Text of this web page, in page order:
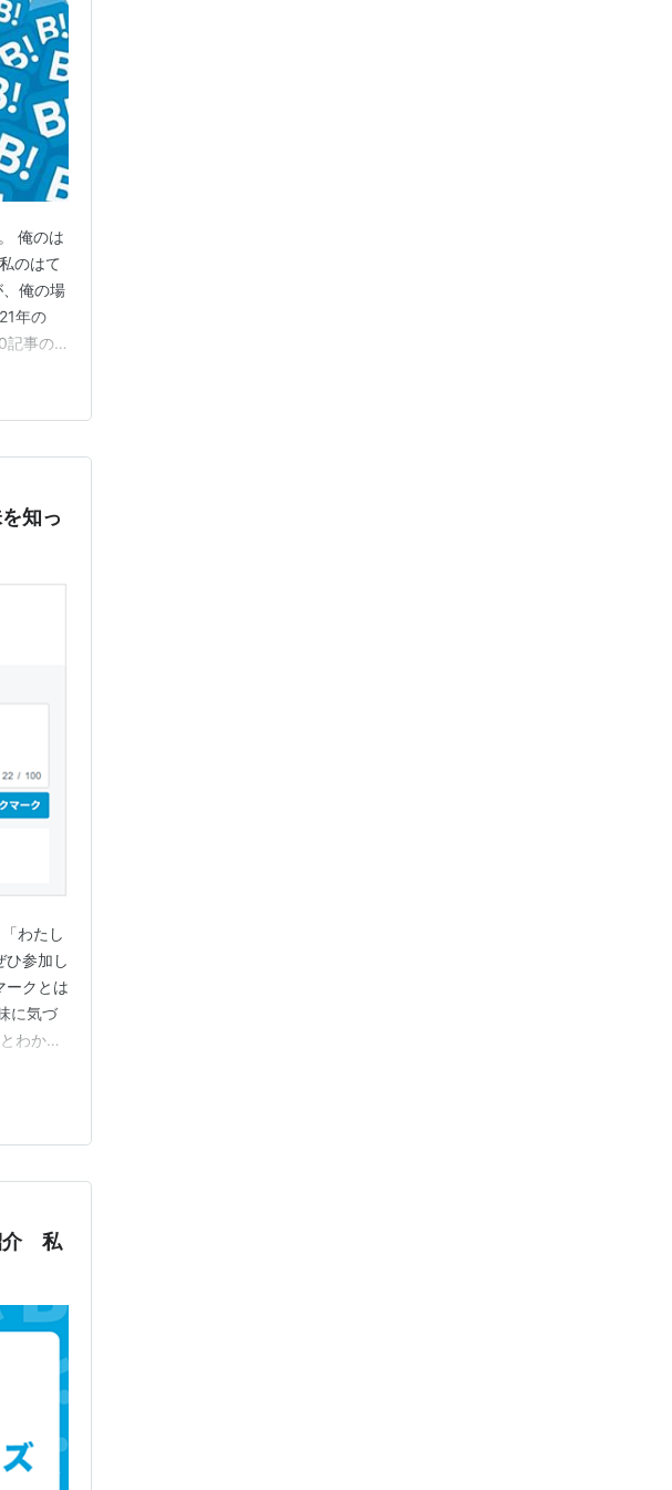
俺のは
のはて
俺の場
年の
記事の
データ
知っ
わたし
ひ参加し
ークとは
に気づ
わから
たー
介 私